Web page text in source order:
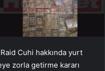
Cuhi hakkında yurt
zorla getirme kararı